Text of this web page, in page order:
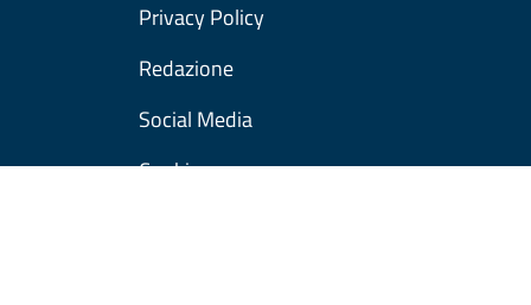
Privacy Policy
Redazione
Social Media
Cookies